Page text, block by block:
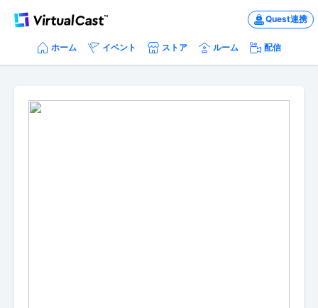
Quest連携
ホーム イベント ストア ルーム 配信